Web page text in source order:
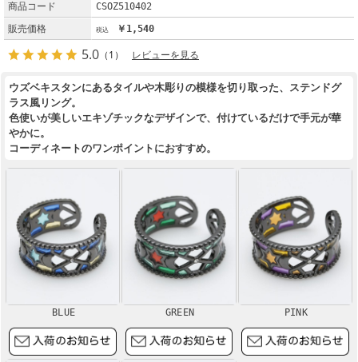
商品コード
CSOZ510402
販売価格
￥1,540
5.0 （1） レビューを見る
ウズベキスタンにあるタイルや木彫りの模様を切り取った、ステンドグ
ラス風リング。
色使いが美しいエキゾチックなデザインで、付けているだけで手元が華
やかに。
コーディネートのワンポイントにおすすめ。
BLUE GREEN PINK